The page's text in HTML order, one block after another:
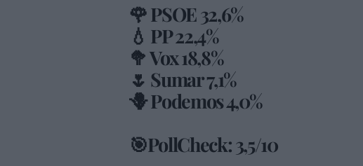
🌹 PSOE 32,6%
💧 PP 22,4%
🥦 Vox 18,8%
🌷 Sumar 7,1%
🪻 Podemos 4,0%
🎯PollCheck: 3,5/10